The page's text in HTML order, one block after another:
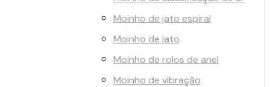
Moinho de jato espiral
Moinho de jato
Moinho de rolos de anel
Moinho de vibração